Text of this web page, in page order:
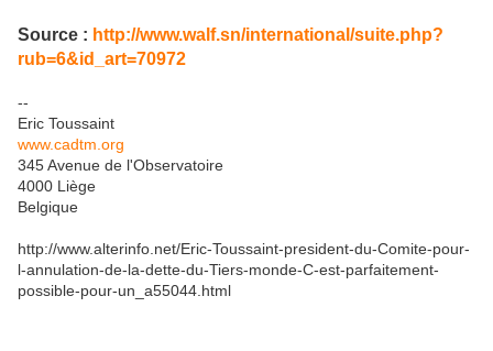
Source : http://www.walf.sn/international/suite.php?
rub=6&id_art=70972
--
Eric Toussaint
www.cadtm.org
345 Avenue de l'Observatoire
4000 Liège
Belgique
http://www.alterinfo.net/Eric-Toussaint-president-du-Comite-pour-
l-annulation-de-la-dette-du-Tiers-monde-C-est-parfaitement-
possible-pour-un_a55044.html